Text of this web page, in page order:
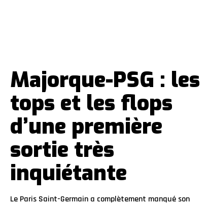
Majorque-PSG : les
tops et les flops
d’une première
sortie très
inquiétante
Le Paris Saint-Germain a complètement manqué son